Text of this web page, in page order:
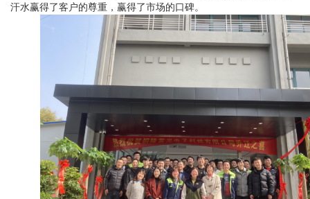
汗水赢得了客户的尊重，赢得了市场的口碑。